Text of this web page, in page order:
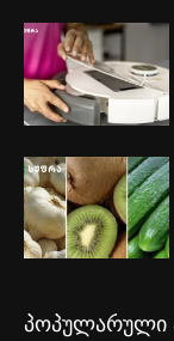
პოპულარული